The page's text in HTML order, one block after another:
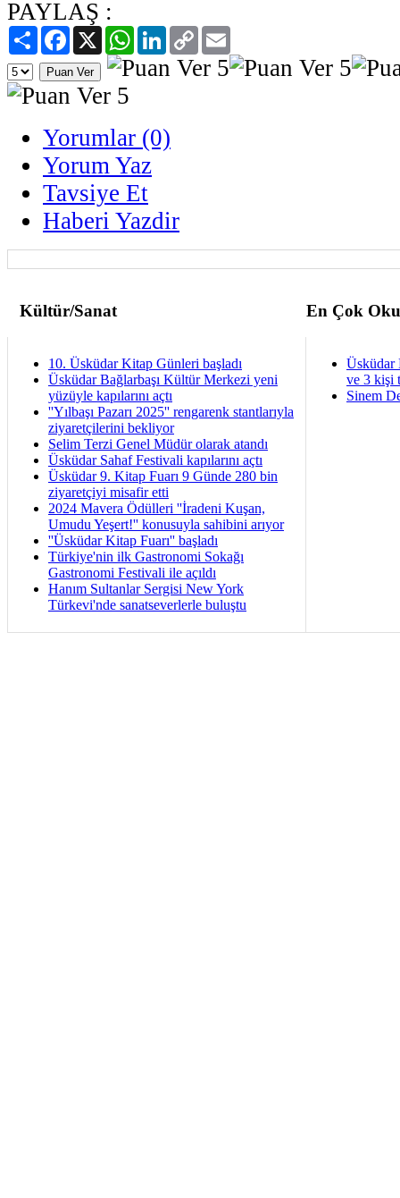
PAYLAŞ :
PaylaşFacebook
X WhatsAppLinkedIn
Copy
Link
Yorumlar (0)
Yorum Yaz
Tavsiye Et
Haberi Yazdir
Kültür/Sanat En Çok
10. Üsküdar Kitap Günleri başladı
Üsküdar Bağlarbaşı Kültür Merkezi yeni
yüzüyle kapılarını açtı
''Yılbaşı Pazarı 2025'' rengarenk stantlarıyla
ziyaretçilerini bekliyor
Selim Terzi Genel Müdür olarak atandı
Üsküdar Sahaf Festivali kapılarını açtı
Üsküdar 9. Kitap Fuarı 9 Günde 280 bin
ziyaretçiyi misafir etti
2024 Mavera Ödülleri ''İradeni Kuşan,
Umudu Yeşert!'' konusuyla sahibini arıyor
''Üsküdar Kitap Fuarı'' başladı
Türkiye'nin ilk Gastronomi Sokağı
Gastronomi Festivali ile açıldı
Hanım Sultanlar Sergisi New York
Türkevi'nde sanatseverlerle buluştu
Üsküdar
ve 3 kişi
Sinem